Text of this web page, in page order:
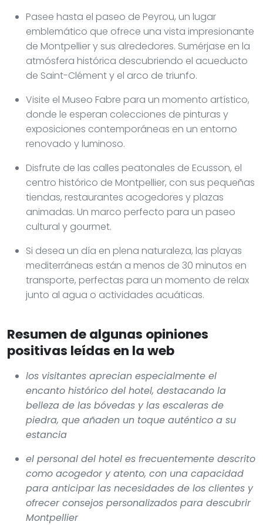
Pasee hasta el paseo de Peyrou, un lugar
emblemático que ofrece una vista impresionante
de Montpellier y sus alrededores. Sumérjase en la
atmósfera histórica descubriendo el acueducto
de Saint-Clément y el arco de triunfo.
Visite el Museo Fabre para un momento artístico,
donde le esperan colecciones de pinturas y
exposiciones contemporáneas en un entorno
renovado y luminoso.
Disfrute de las calles peatonales de Ecusson, el
centro histórico de Montpellier, con sus pequeñas
tiendas, restaurantes acogedores y plazas
animadas. Un marco perfecto para un paseo
cultural y gourmet.
Si desea un día en plena naturaleza, las playas
mediterráneas están a menos de 30 minutos en
transporte, perfectas para un momento de relax
junto al agua o actividades acuáticas.
Resumen de algunas opiniones
positivas leídas en la web
los visitantes aprecian especialmente el
encanto histórico del hotel, destacando la
belleza de las bóvedas y las escaleras de
piedra, que añaden un toque auténtico a su
estancia
el personal del hotel es frecuentemente descrito
como acogedor y atento, con una capacidad
para anticipar las necesidades de los clientes y
ofrecer consejos personalizados para descubrir
Montpellier